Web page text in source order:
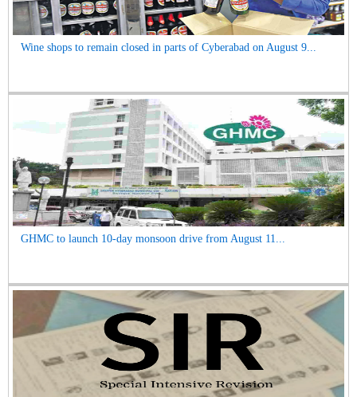
Wine shops to remain closed in parts of Cyberabad on August 9...
GHMC to launch 10-day monsoon drive from August 11...